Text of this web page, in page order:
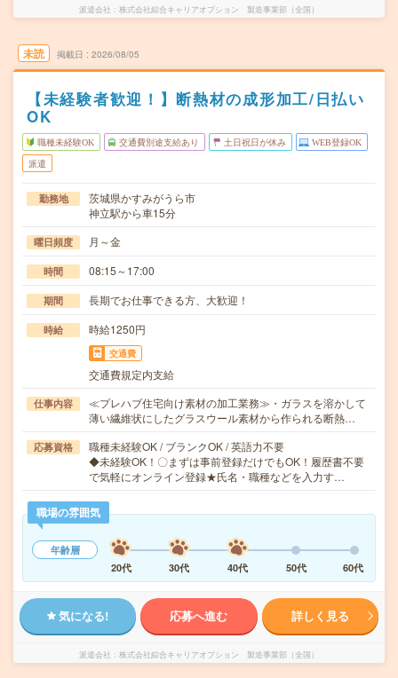
派遣会社 株式会社綜合キャリアオプション 製造事業部（全国）
未読 掲載日 2026/08/05
【未経験者歓迎！】断熱材の成形加工/日払い
OK
職種未経験OK 交通費別途支給あり 土日祝日が休み WEB登録OK
派遣
勤務地
茨城県かすみがうら市
神立駅から車15分
曜日頻度 月～金
時間 08:15～17:00
期間 長期でお仕事できる方、大歓迎！
時給 時給1250円
交通費
交通費規定内支給
仕事内容
≪プレハブ住宅向け素材の加工業務≫・ガラスを溶かして
薄い繊維状にしたグラスウール素材から作られる断熱…
応募資格
職種未経験OK / ブランクOK / 英語力不要
◆未経験OK！〇まずは事前登録だけでもOK！履歴書不要
で気軽にオンライン登録★氏名・職種などを入力す…
職場の雰囲気
年齢層
20代
30代 40代 50代 60代
気になる! 応募へ進む 詳しく見る
派遣会社 株式会社綜合キャリアオプション 製造事業部（全国）